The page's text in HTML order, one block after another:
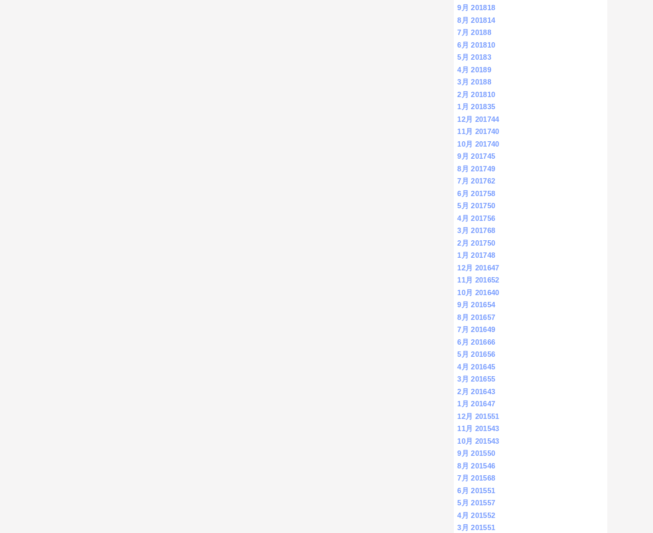
9月 201818
8月 201814
7月 20188
6月 201810
5月 20183
4月 20189
3月 20188
2月 201810
1月 201835
12月 201744
11月 201740
10月 201740
9月 201745
8月 201749
7月 201762
6月 201758
5月 201750
4月 201756
3月 201768
2月 201750
1月 201748
12月 201647
11月 201652
10月 201640
9月 201654
8月 201657
7月 201649
6月 201666
5月 201656
4月 201645
3月 201655
2月 201643
1月 201647
12月 201551
11月 201543
10月 201543
9月 201550
8月 201546
7月 201568
6月 201551
5月 201557
4月 201552
3月 201551